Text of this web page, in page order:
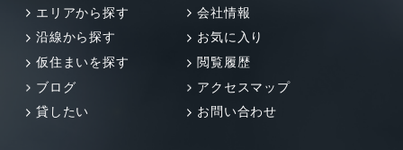
エリアから探す
沿線から探す
仮住まいを探す
ブログ
貸したい
会社情報
お気に入り
閲覧履歴
アクセスマップ
お問い合わせ